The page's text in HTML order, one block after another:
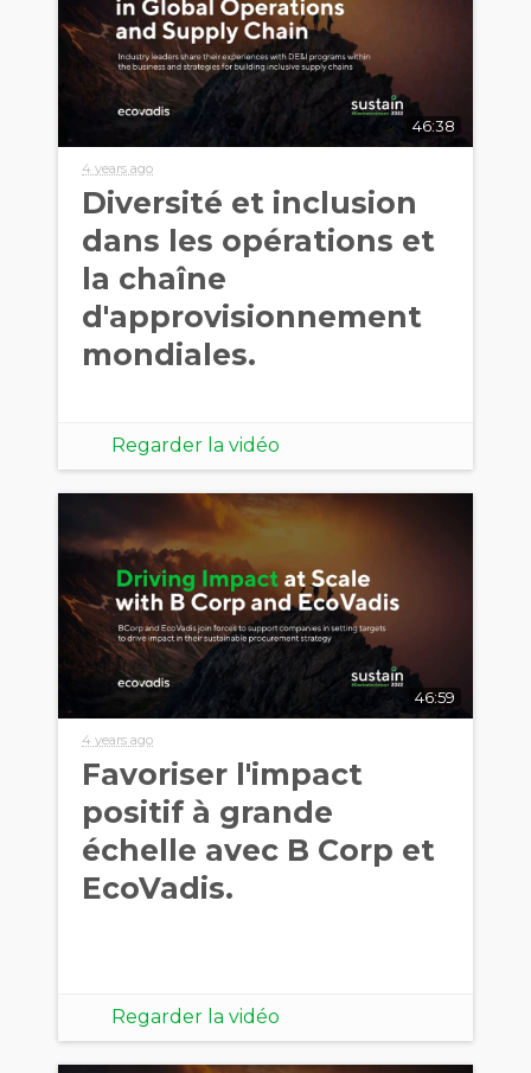
46:38
4 years ago
Diversité et inclusion
dans les opérations et
la chaîne
d'approvisionnement
mondiales.
Regarder la vidéo
46:59
4 years ago
Favoriser l'impact
positif à grande
échelle avec B Corp et
EcoVadis.
Regarder la vidéo